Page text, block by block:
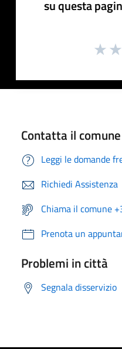
su questa
Contatta il comune
Leggi le domande
Richiedi Assistenza
Chiama il comune
Prenota un
Problemi in città
Segnala disservizio